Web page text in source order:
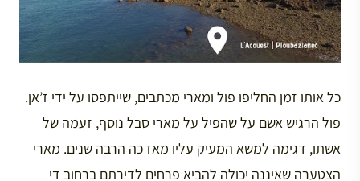
כל אותו זמן החליפו פול ומארי מכתבים, שייתפסו על ידי ז’אן.
פול הרגיש אשם על שהפיל על מארי סבל נוסף, זעמה של
אשתו, דגימה למשא המעיק עליו מאז כה הרבה שנים. מארי
הצטערה שאיננה יכולה להביא פרחים לדירתם ברחוב די